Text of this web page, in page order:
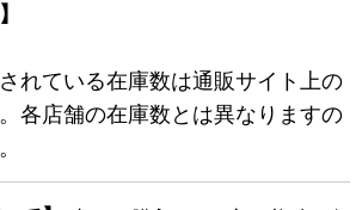
れている在庫数は通販サイト上の
各店舗の在庫数とは異なりますの